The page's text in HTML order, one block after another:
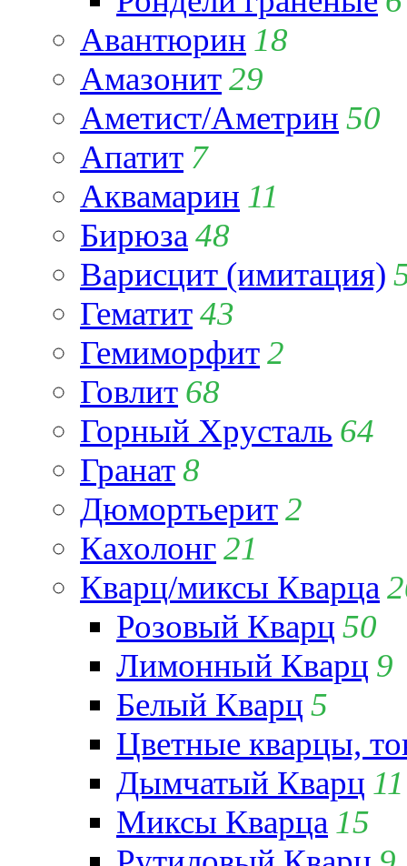
Авантюрин 18
Амазонит29
Аметист/Аметрин 50
Апатит 7
Аквамарин 11
Бирюза 48
Варисцит (имитация)
Гематит43
Гемиморфит2
Говлит 68
Горный Хрусталь 64
Гранат8
Дюмортьерит2
Кахолонг21
Кварц/миксы Кварца
Розовый Кварц 50
Лимонный Кварц 9
Белый Кварц 5
Цветные кварцы,
Дымчатый Кварц 11
Миксы Кварца 15